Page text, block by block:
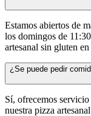
Estamos abiertos de
los domingos de
artesanal sin gluten
¿Se puede pedir
Sí, ofrecemos
nuestra pizza